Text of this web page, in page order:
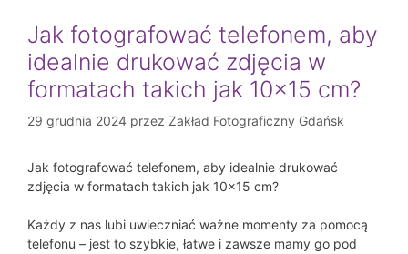
Jak fotografować telefonem, aby
idealnie drukować zdjęcia w
formatach takich jak 10×15 cm?
29 grudnia 2024 przez Zakład Fotograficzny Gdańsk
Jak fotografować telefonem, aby idealnie drukować
zdjęcia w formatach takich jak 10×15 cm?
Każdy z nas lubi uwieczniać ważne momenty za pomocą
telefonu – jest to szybkie, łatwe i zawsze mamy go pod